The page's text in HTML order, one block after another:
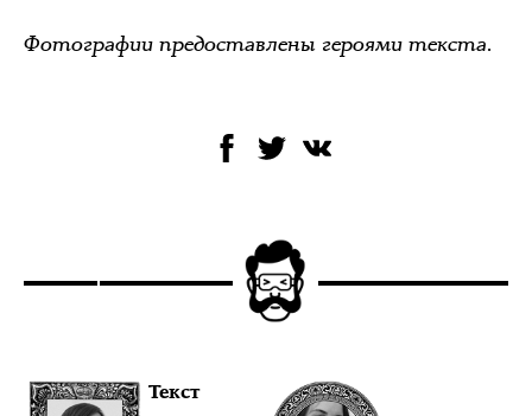
Фотографии предоставлены героями текста.
Текст